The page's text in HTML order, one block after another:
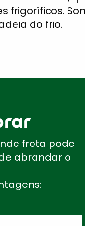
frigoríficos.
do frio.
frota pode
abrandar o